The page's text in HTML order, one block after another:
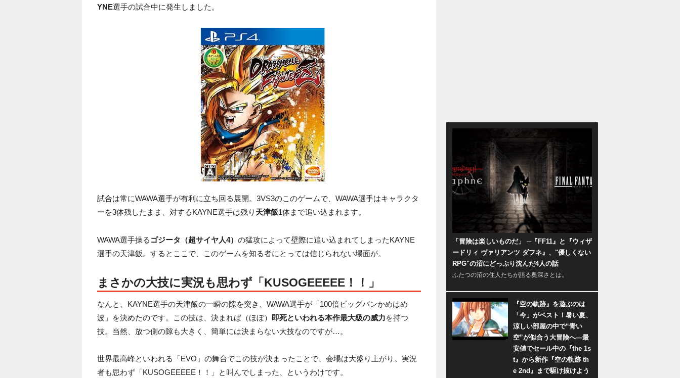
YNE選手の試合中に発生しました。
試合は常にWAWA選手が有利に立ち回る展開。3VS3のこのゲームで、WAWA選手はキャラクタ
ーを3体残したまま、対するKAYNE選手は残り 天津飯1体まで追い込まれます。
WAWA選手操る ゴジータ（超サイヤ人4） の猛攻によって壁際に追い込まれてしまったKAYNE
選手の天津飯。するとここで、このゲームを知る者にとっては信じられない場面が。
まさかの大技に実況も思わず「KUSOGEEEEE！！」
なんと、KAYNE選手の天津飯の一瞬の隙を突き、WAWA選手が「100倍ビッグバンかめはめ
波」を決めたのです。この技は、決まれば（ほぼ）
即死といわれる本作最大級の威力を持つ
技。当然、放つ側の隙も大きく、簡単には決まらない大技なのですが…。
世界最高峰といわれる「EVO」の舞台でこの技が決まったことで、会場は大盛り上がり。実況
者も思わず「KUSOGEEEEE！！」と叫んでしまった、というわけです。
「冒険は楽しいものだ」 ─『FF11』と『ウィザ
ードリィ ヴァリアンツ ダフネ』、"優しくない
RPG"の沼にどっぷり沈んだ4人の話
ふたつの沼の住人たちが語る奥深さとは。
『空の軌跡』を遊ぶのは
「今」がベスト！暑い夏、
涼しい部屋の中で“青い
空”が似合う大冒険へ―最
安値でセール中の『the 1s
t』から新作『空の軌跡 th
e 2nd』まで駆け抜けよう